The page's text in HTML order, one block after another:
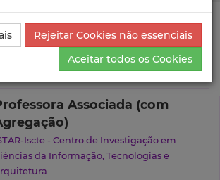
Catarina Ferreira da Silva
e Citações
Catarina Ferreira da Silva
Associada (com
Iscte - Centro de Investigação em
da Informação, Tecnologias e
Rejeitar Cookies não essenciais
Aceitar todos os Cookies